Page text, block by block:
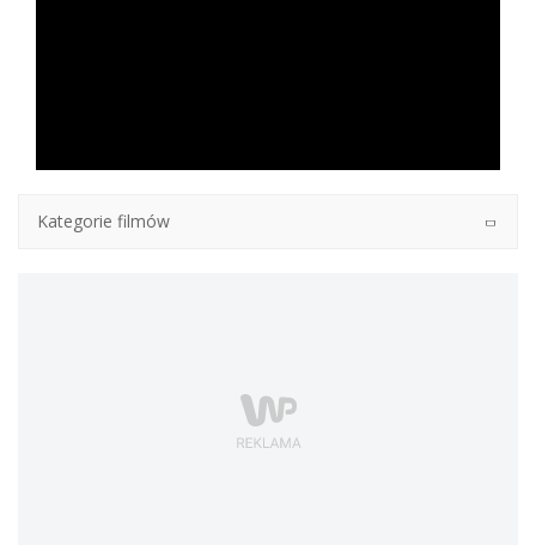
Kategorie filmów